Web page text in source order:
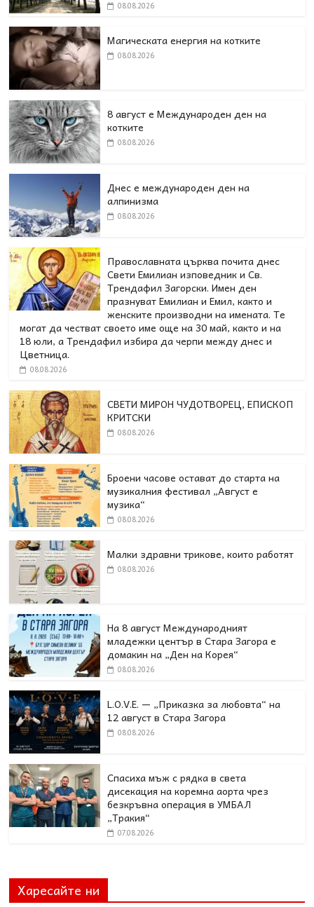
08.08.2026
Магическата енергия на котките
08.08.2026
8 август е Международен ден на
котките
08.08.2026
Днес е международен ден на
алпинизма
08.08.2026
Православната църква почита днес
Свети Емилиан изповедник и Св.
Трендафил Загорски. Имен ден
празнуват Емилиан и Емил, както и
женските производни на имената. Те
могат да честват своето име още на 30 май, както и на
18 юли, а Трендафил избира да черпи между днес и
Цветница.
08.08.2026
СВЕТИ МИРОН ЧУДОТВОРЕЦ, ЕПИСКОП
КРИТСКИ
08.08.2026
Броени часове остават до старта на
музикалния фестивал „Август е
музика“
08.08.2026
Малки здравни трикове, които работят
08.08.2026
На 8 август Международният
младежки център в Стара Загора е
домакин на „Ден на Корея“
08.08.2026
L.O.V.E. — „Приказка за любовта“ на
12 август в Стара Загора
08.08.2026
Спасиха мъж с рядка в света
дисекация на коремна аорта чрез
безкръвна операция в УМБАЛ
„Тракия“
07.08.2026
Харесайте ни